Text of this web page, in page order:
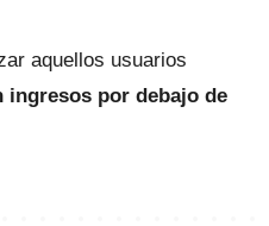
aquellos usuarios
ingresos por debajo de